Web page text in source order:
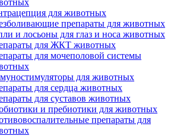
для животных
препараты для животных
и лосьоны для глаз и носа животных
для ЖКТ животных
для мочеполовой системы
для животных
для сердца животных
для суставов животных
и пребиотики для животных
препараты для